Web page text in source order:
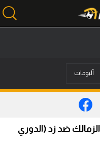
ألبومات
الزمالك ضد زد (الدوري